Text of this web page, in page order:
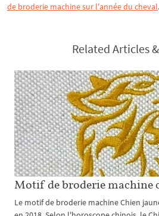
de broderie machine sur l'année du cheval.
Related Articles
Motif de broderie machine
Le motif de broderie machine Chien